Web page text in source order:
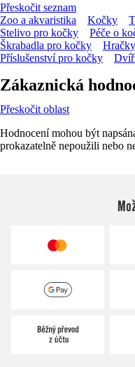
Přeskočit seznam
Zoo a akvaristika
Kočky
Stelivo pro kočky
Péče o
Škrabadla pro kočky
Příslušenství pro kočky
Zákaznická
Přeskočit oblast
Hodnocení mohou být
prokazatelně nepoužili nebo